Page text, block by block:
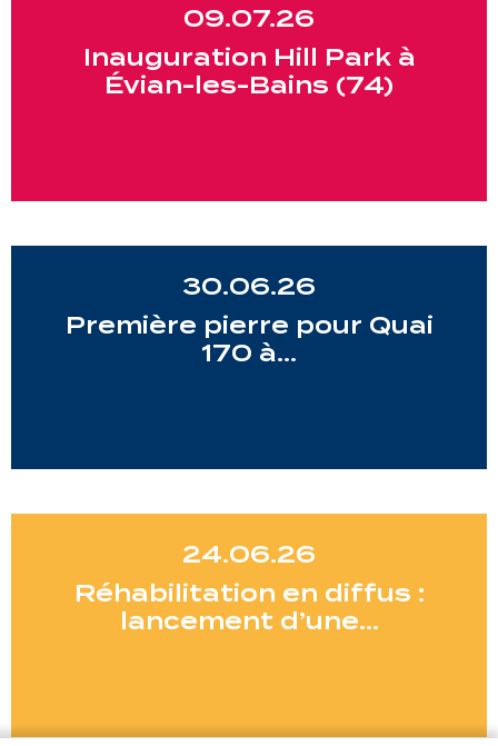
09.07.26
Inauguration Hill Park à
Évian-les-Bains (74)
30.06.26
Première pierre pour Quai
170 à…
24.06.26
Réhabilitation en diffus :
lancement d’une…